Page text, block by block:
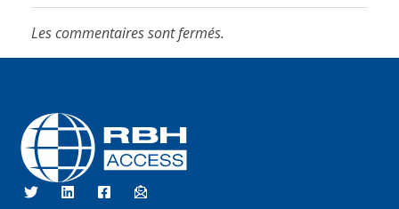
Les commentaires sont fermés.
Technologies d'accès RBH
Nous sommes le contrôle d'accès